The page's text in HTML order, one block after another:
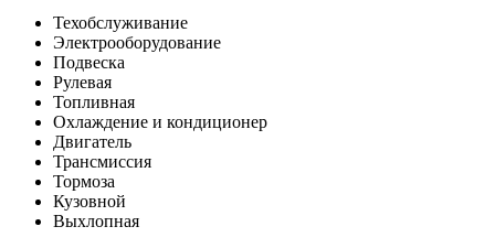
Техобслуживание
Электрооборудование
Подвеска
Рулевая
Топливная
Охлаждение и кондиционер
Двигатель
Трансмиссия
Тормоза
Кузовной
Выхлопная